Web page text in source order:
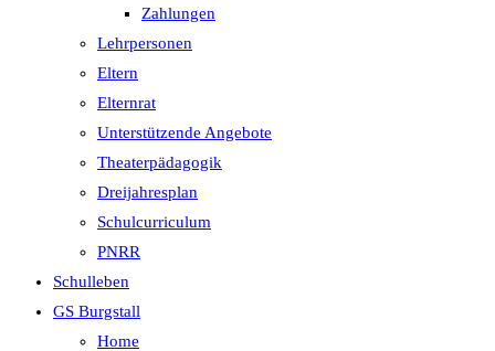
Zahlungen
Lehrpersonen
Eltern
Elternrat
Unterstützende Angebote
Theaterpädagogik
Dreijahresplan
Schulcurriculum
PNRR
Schulleben
GS Burgstall
Home